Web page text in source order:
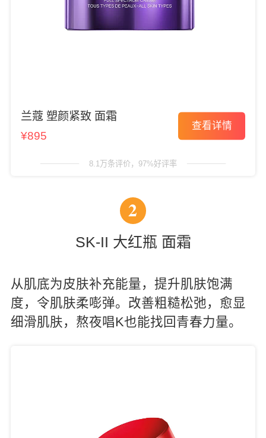
兰蔻 塑颜紧致 面霜
¥895
查看详情
8.1万条评价，97%好评率
2
SK-II 大红瓶 面霜
从肌底为皮肤补充能量，提升肌肤饱满
度，令肌肤柔嘭弹。改善粗糙松弛，愈显
细滑肌肤，熬夜唱K也能找回青春力量。